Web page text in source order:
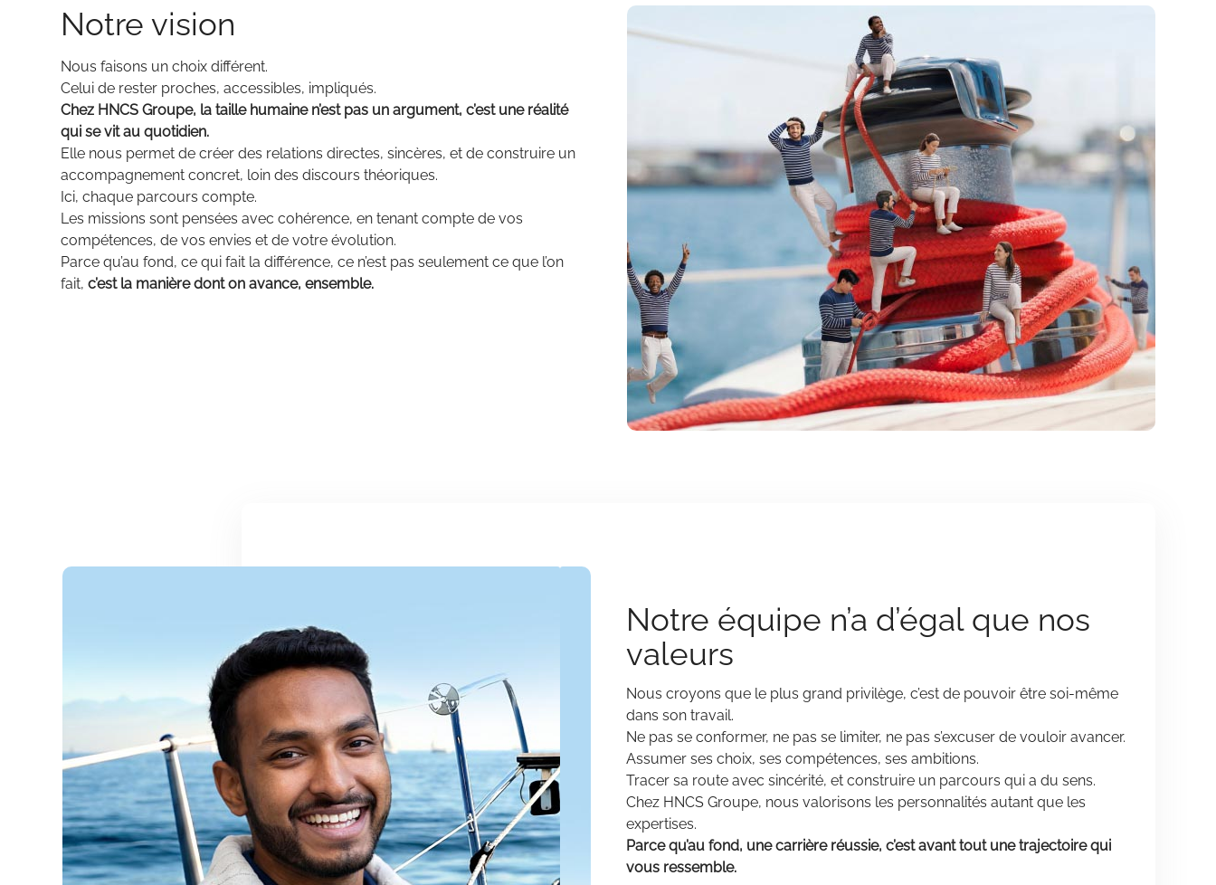
Notre vision
Nous faisons un choix différent.
Celui de rester proches, accessibles, impliqués.
Chez HNCS Groupe, la taille humaine n’est pas un argument, c’est une réalité
qui se vit au quotidien.
Elle nous permet de créer des relations directes, sincères, et de construire un
accompagnement concret, loin des discours théoriques.
Ici, chaque parcours compte.
Les missions sont pensées avec cohérence, en tenant compte de vos
compétences, de vos envies et de votre évolution.
Parce qu’au fond, ce qui fait la différence, ce n’est pas seulement ce que l’on
fait, c’est la manière dont on avance, ensemble.
Notre équipe n’a d’égal que nos
valeurs
Nous croyons que le plus grand privilège, c’est de pouvoir être soi-même
dans son travail.
Ne pas se conformer, ne pas se limiter, ne pas s’excuser de vouloir avancer.
Assumer ses choix, ses compétences, ses ambitions.
Tracer sa route avec sincérité, et construire un parcours qui a du sens.
Chez HNCS Groupe, nous valorisons les personnalités autant que les
expertises.
Parce qu’au fond, une carrière réussie, c’est avant tout une trajectoire qui
vous ressemble.